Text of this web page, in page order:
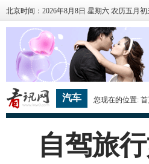
北京时间：2026年8月8日 星期六 农历五月初
汽车 您现在的位置:
自驾旅